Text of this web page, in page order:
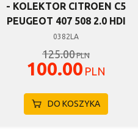
- KOLEKTOR CITROEN C5
PEUGEOT 407 508 2.0 HDI
0382LA
125.00PLN
100.00 PLN
DO KOSZYKA